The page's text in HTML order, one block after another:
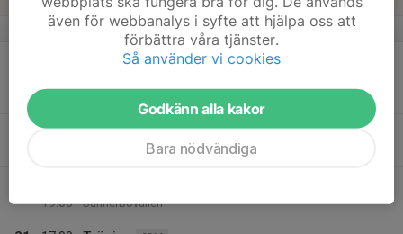
v.17
Träning tillsammans med grupp 17-18
17:00
Träning 2017-18
Sunnerbovallen
19:00
Sunnerbovallen
även för webbanalys i syfte att hjälpa oss att
förbättra våra tjänster.
Så använder vi cookies
Godkänn alla kakor
Bara nödvändiga